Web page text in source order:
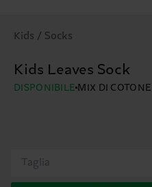
Kids / Socks
Kids Leaves Sock
DISPONIBILE MIX DI
Taglia